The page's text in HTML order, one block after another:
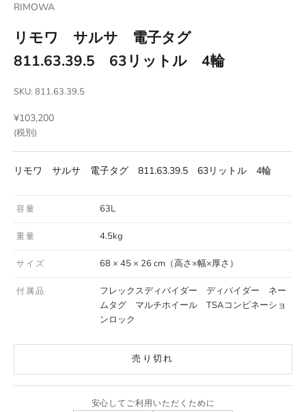
RIMOWA
リモワ サルサ 電子タグ
811.63.39.5 63リットル 4輪
SKU: 811.63.39.5
セール価格
¥103,200
(税別)
リモワ サルサ 電子タグ 811.63.39.5 63リットル 4輪
容量 63L
重量 4.5kg
サイズ 68 × 45 × 26 cm（高さ×幅×厚さ）
付属品
フレックスディバイダー ディバイダー ネー
ムタグ マルチホイール TSAコンビネーショ
ンロック
売り切れ
安心してご利用いただくために